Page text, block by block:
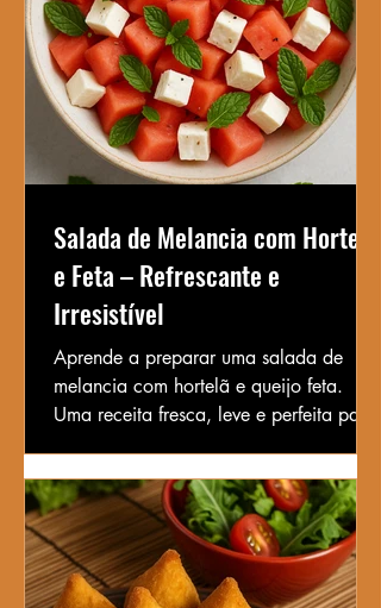
Salada de Melancia com Hortelã
e Feta – Refrescante e
Irresistível
Aprende a preparar uma salada de
melancia com hortelã e queijo feta.
Uma receita fresca, leve e perfeita para